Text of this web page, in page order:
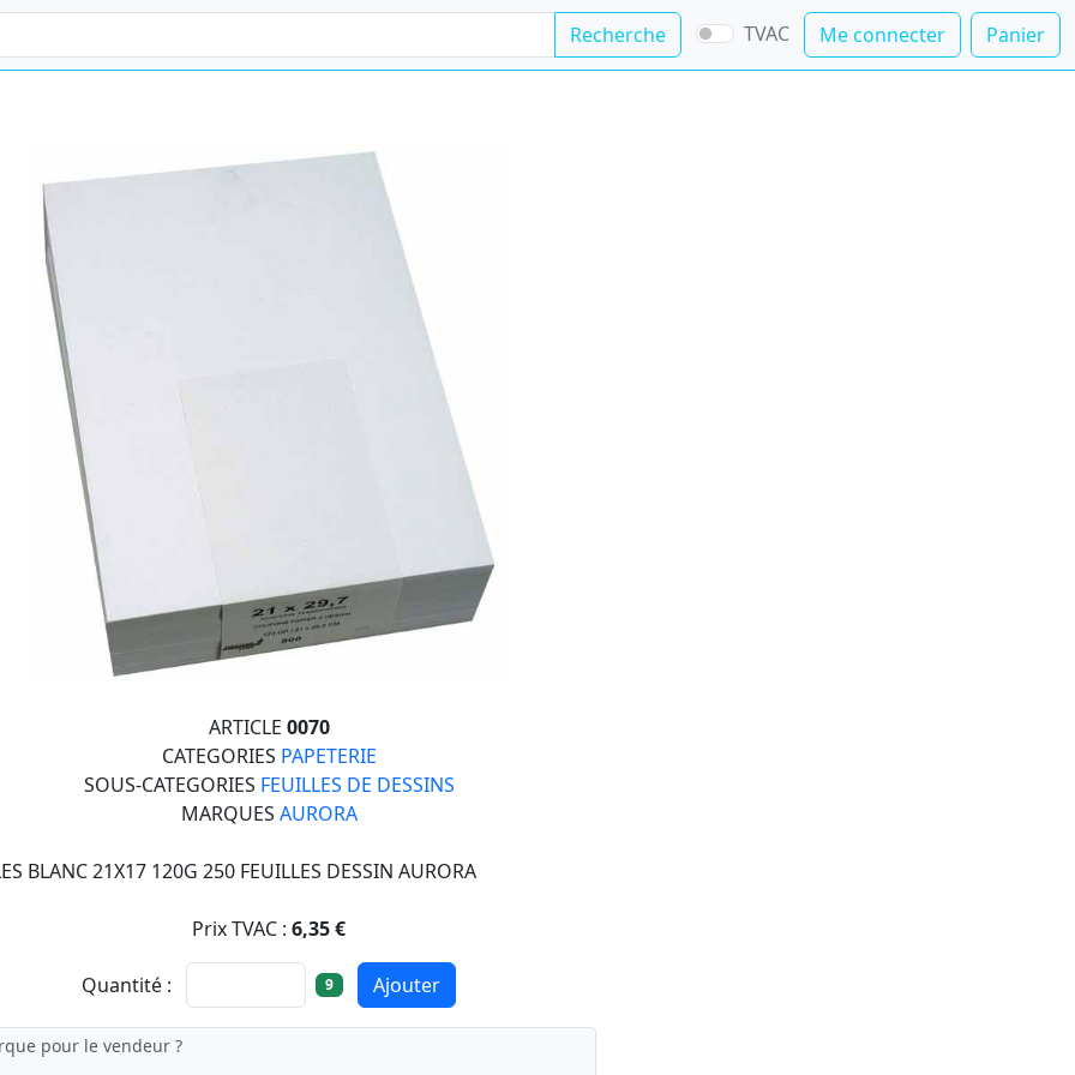
Recherche TVAC Me connecter Panier
ARTICLE 0070
CATEGORIES PAPETERIE
SOUS-CATEGORIES FEUILLES DE DESSINS
MARQUES AURORA
BLANC 21X17 120G 250 FEUILLES DESSIN AURORA
Prix TVAC : 6,35 €
Quantité : 9 Ajouter